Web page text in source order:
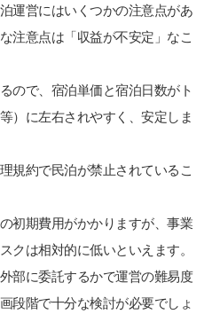
運営にはいくつかの注意点があ
注意点は「収益が不安定」なこ
ので、宿泊単価と宿泊日数がト
）に左右されやすく、安定しま
規約で民泊が禁止されているこ
初期費用がかかりますが、事業
クは相対的に低いといえます。
部に委託するかで運営の難易度
段階で十分な検討が必要でしょ